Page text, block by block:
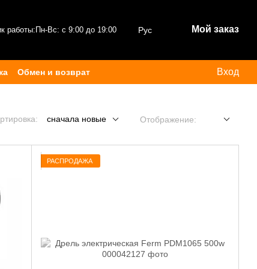
работы: Пн-Вс: с 9:00 до 19:00 Рус Мой заказ
Обмен и возврат
Вход
сначала новые Отображение:
РАСПРОДАЖА